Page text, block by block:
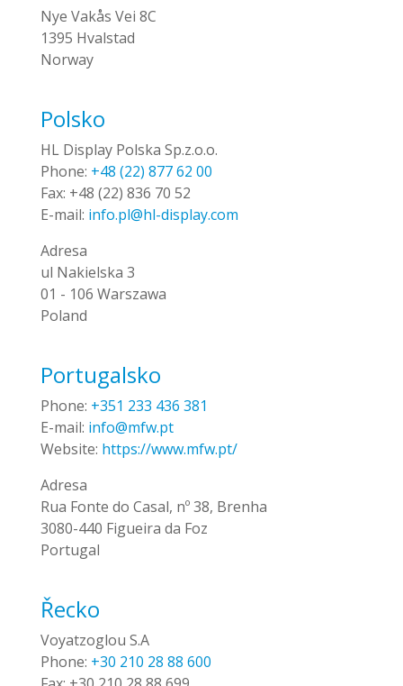
Nye Vakås Vei 8C
1395 Hvalstad
Norway
Polsko
HL Display Polska Sp.z.o.o.
Phone: +48 (22) 877 62 00
Fax: +48 (22) 836 70 52
E-mail: info.pl@hl-display.com
Adresa
ul Nakielska 3
01 - 106 Warszawa
Poland
Portugalsko
Phone: +351 233 436 381
E-mail: info@mfw.pt
Website: https://www.mfw.pt/
Adresa
Rua Fonte do Casal, nº 38, Brenha
3080-440 Figueira da Foz
Portugal
Řecko
Voyatzoglou S.A
Phone: +30 210 28 88 600